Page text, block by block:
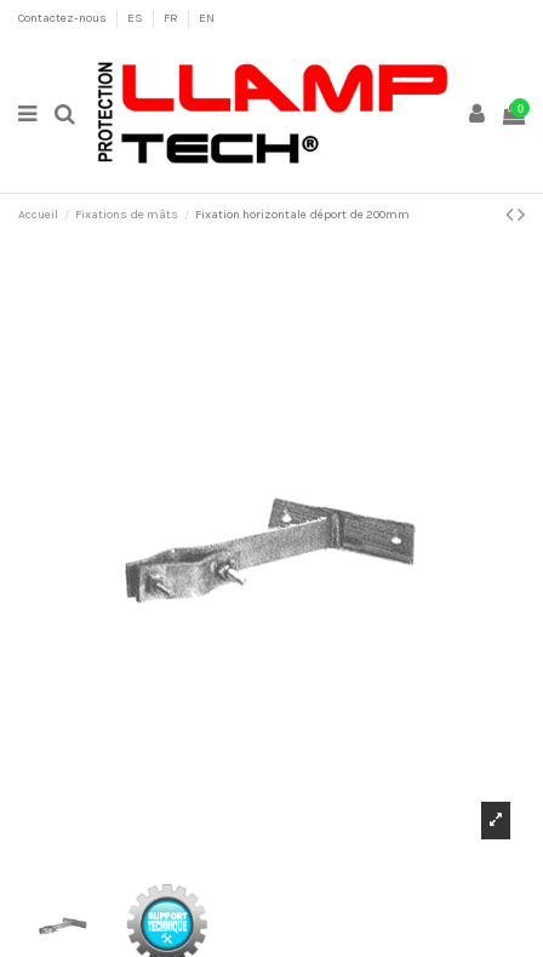
Contactez-nous ES FR EN
0
Accueil Fixations de mâts Fixation horizontale déport de 200mm